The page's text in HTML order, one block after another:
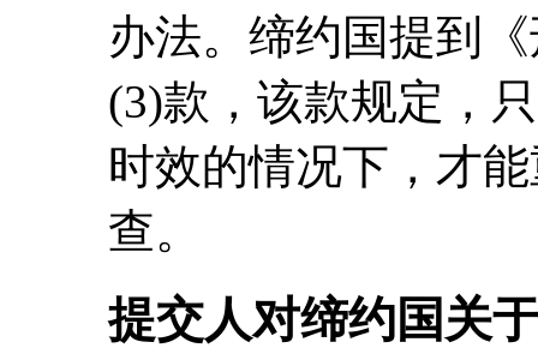
办法。缔约国提到
(3)款，该款规定，
时效的情况下，才
查。
提交人对缔约国关